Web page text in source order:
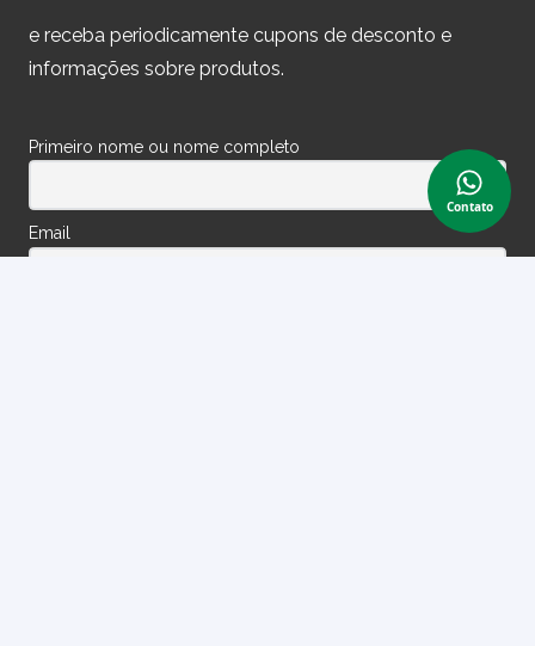
e receba periodicamente cupons de desconto e
informações sobre produtos.
Primeiro nome ou nome completo
Email
Contato